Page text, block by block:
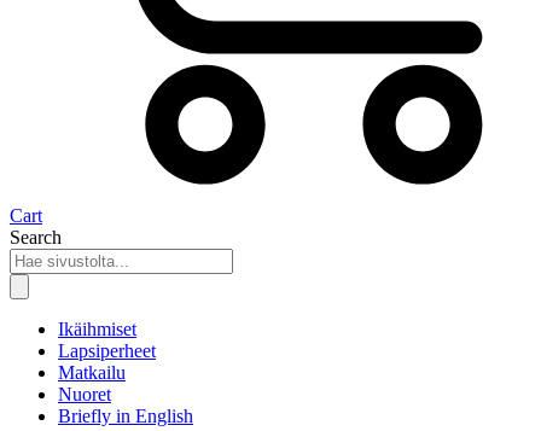
Cart
Search
Ikäihmiset
Lapsiperheet
Matkailu
Nuoret
Briefly in English